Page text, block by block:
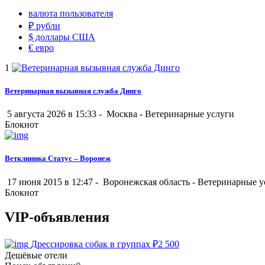
валюта пользователя
₽ рубли
$ доллары США
€ евро
1
Ветеринарная вызывная служба Динго
5 августа 2026 в 15:33 - Москва - Ветеринарные услуги
Блокнот
Ветклиника Статус – Воронеж
17 июня 2015 в 12:47 - Воронежская область - Ветеринарные
Блокнот
VIP-объявления
Дрессировка собак в группах ₽2 500
Дешёвые отели